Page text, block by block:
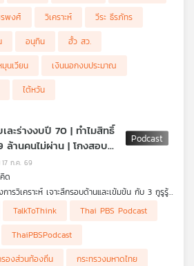
พงศ์
วิเคราะห์
วีระ ธีรภัทร
อนุทิน
ฮั้ว สว.
นเวียน
เงินนอกงบประมาณ
ไต้หวัน
ละร่างงบปี 70 | ทำไมสิทธิ์
านคนไม่ผ่าน | โกงสอบ
จบ
17 ก.ค. 69
ด
ารวิเคราะห์ เจาะลึกรอบด้านและเข้มข้น กับ 3 กูรูรู้
ขอรับสิทธิ์บัตรคนจน" 18 ล้านคน ผ่านเกณฑ์แค่ 9
สิทธิ์บัตรคนจน 9 ล้านคนไม่ผ่านเกณฑ์ ?
"ข้าวราดแกง 40 บาท" น้อมรับฟังกระแสสังคม
TalkToThink
Thai PBS Podcast
ThaiPBSPodcast
องส่วนท้องถิ่น
กระทรวงมหาดไทย